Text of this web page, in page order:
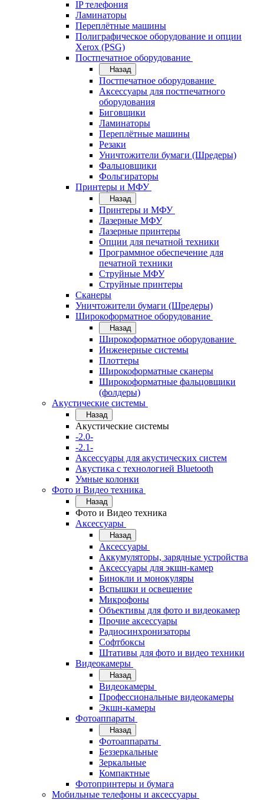
IP телефония
Ламинаторы
Переплётные машины
Полиграфическое оборудование и опции
Xerox (PSG)
Постпечатное оборудование
Назад
Постпечатное оборудование
Аксессуары для постпечатного
оборудования
Биговщики
Ламинаторы
Переплётные машины
Резаки
Уничтожители бумаги (Шредеры)
Фальцовщики
Фольгираторы
Принтеры и МФУ
Назад
Принтеры и МФУ
Лазерные МФУ
Лазерные принтеры
Опции для печатной техники
Программное обеспечение для
печатной техники
Струйные МФУ
Струйные принтеры
Сканеры
Уничтожители бумаги (Шредеры)
Широкоформатное оборудование
Назад
Широкоформатное оборудование
Инженерные системы
Плоттеры
Широкоформатные сканеры
Широкоформатные фальцовщики
(фолдеры)
Акустические системы
Назад
Акустические системы
-2.0-
-2.1-
Аксессуары для акустических систем
Акустика с технологией Bluetooth
Умные колонки
Фото и Видео техника
Назад
Фото и Видео техника
Аксессуары
Назад
Аксессуары
Аккумуляторы, зарядные устройства
Аксессуары для экшн-камер
Бинокли и монокуляры
Вспышки и освещение
Микрофоны
Объективы для фото и видеокамер
Прочие аксессуары
Радиосинхронизаторы
Софтбоксы
Штативы для фото и видео техники
Видеокамеры
Назад
Видеокамеры
Профессиональные видеокамеры
Экшн-камеры
Фотоаппараты
Назад
Фотоаппараты
Беззеркальные
Зеркальные
Компактные
Фотопринтеры и бумага
Мобильные телефоны и аксессуары